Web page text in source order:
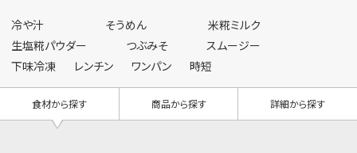
冷や汁 そうめん
米糀ミルク
生塩糀パウダー
つぶみそ
スムージー
下味冷凍
レンチン ワンパン 時短
食材から探す 商品から探す 詳細から探す